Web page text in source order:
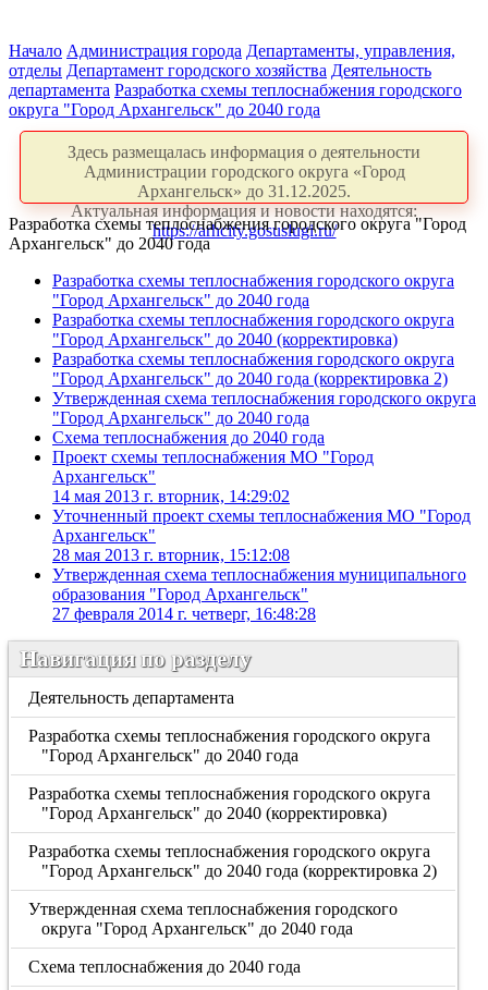
Начало Администрация города Департаменты, управления,
отделы Департамент городского хозяйства Деятельность
департамента Разработка схемы теплоснабжения городского
округа "Город Архангельск" до 2040 года
Здесь размещалась информация о деятельности
Администрации городского округа «Город
Архангельск» до 31.12.2025.
Актуальная информация и новости находятся:
https://arhcity.gosuslugi.ru/
Разработка схемы теплоснабжения городского округа "Город
Архангельск" до 2040 года
Разработка схемы теплоснабжения городского округа
"Город Архангельск" до 2040 года
Разработка схемы теплоснабжения городского округа
"Город Архангельск" до 2040 (корректировка)
Разработка схемы теплоснабжения городского округа
"Город Архангельск" до 2040 года (корректировка 2)
Утвержденная схема теплоснабжения городского округа
"Город Архангельск" до 2040 года
Схема теплоснабжения до 2040 года
Проект схемы теплоснабжения МО "Город
Архангельск"
14 мая 2013 г. вторник, 14:29:02
Уточненный проект схемы теплоснабжения МО "Город
Архангельск"
28 мая 2013 г. вторник, 15:12:08
Утвержденная схема теплоснабжения муниципального
образования "Город Архангельск"
27 февраля 2014 г. четверг, 16:48:28
Навигация по разделу
Деятельность департамента
Разработка схемы теплоснабжения городского округа
"Город Архангельск" до 2040 года
Разработка схемы теплоснабжения городского округа
"Город Архангельск" до 2040 (корректировка)
Разработка схемы теплоснабжения городского округа
"Город Архангельск" до 2040 года (корректировка 2)
Утвержденная схема теплоснабжения городского
округа "Город Архангельск" до 2040 года
Схема теплоснабжения до 2040 года